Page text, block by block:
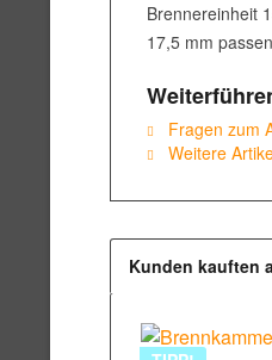
Brennereinheit
17,5 mm
Fragen zum
Weitere
Kunden kauften